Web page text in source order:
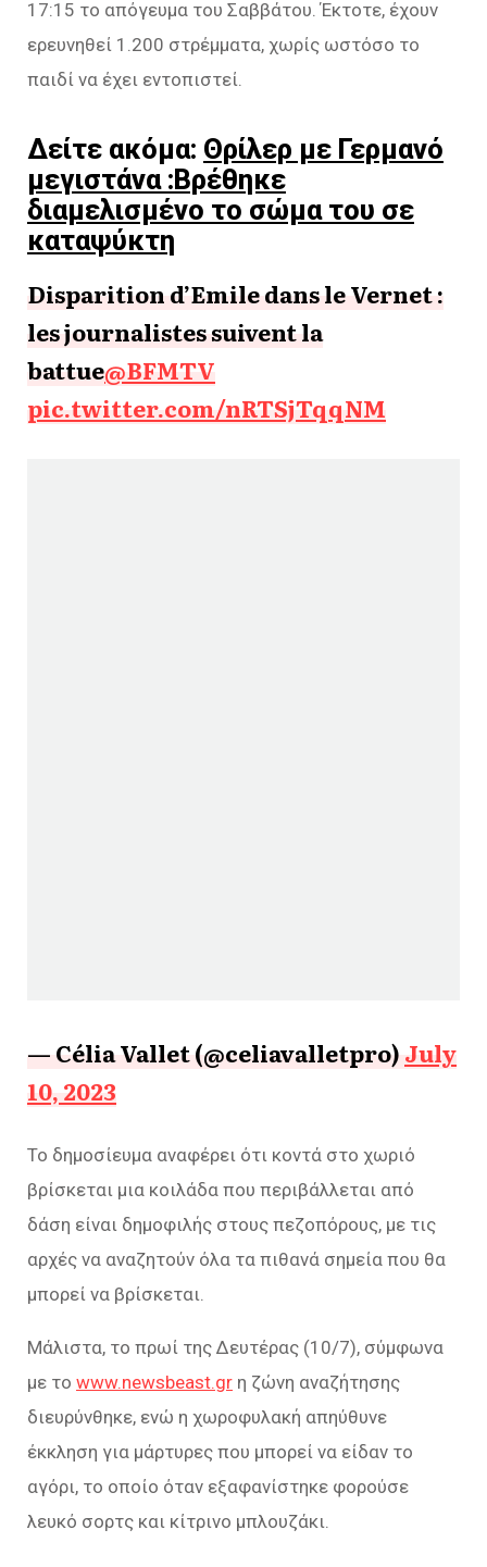
17:15 το απόγευμα του Σαββάτου. Έκτοτε, έχουν
ερευνηθεί 1.200 στρέμματα, χωρίς ωστόσο το
παιδί να έχει εντοπιστεί.
Δείτε ακόμα: Θρίλερ με Γερμανό
μεγιστάνα :Βρέθηκε
διαμελισμένο το σώμα του σε
καταψύκτη
Disparition d’Emile dans le Vernet :
les journalistes suivent la
battue@BFMTV
pic.twitter.com/nRTSjTqqNM
— Célia Vallet (@celiavalletpro)July
10, 2023
Το δημοσίευμα αναφέρει ότι κοντά στο χωριό
βρίσκεται μια κοιλάδα που περιβάλλεται από
δάση είναι δημοφιλής στους πεζοπόρους, με τις
αρχές να αναζητούν όλα τα πιθανά σημεία που θα
μπορεί να βρίσκεται.
Μάλιστα, το πρωί της Δευτέρας (10/7), σύμφωνα
με το www.newsbeast.gr η ζώνη αναζήτησης
διευρύνθηκε, ενώ η χωροφυλακή απηύθυνε
έκκληση για μάρτυρες που μπορεί να είδαν το
αγόρι, το οποίο όταν εξαφανίστηκε φορούσε
λευκό σορτς και κίτρινο μπλουζάκι.